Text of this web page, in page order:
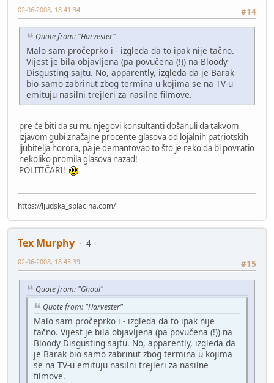
#14
02-06-2008, 18:41:34
Quote from: "Harvester"
Malo sam pročeprko i - izgleda da to ipak nije tačno.
Vijest je bila objavljena (pa povučena (!)) na Bloody
Disgusting sajtu. No, apparently, izgleda da je Barak
bio samo zabrinut zbog termina u kojima se na TV-u
emituju nasilni trejleri za nasilne filmove.
pre će biti da su mu njegovi konsultanti došanuli da takvom
izjavom gubi značajne procente glasova od lojalnih patriotskih
ljubitelja horora, pa je demantovao to što je reko da bi povratio
nekoliko promila glasova nazad!
POLITIČARI!
https://ljudska_splacina.com/
Tex Murphy
4
#15
02-06-2008, 18:45:39
Quote from: "Ghoul"
Quote from: "Harvester"
Malo sam pročeprko i - izgleda da to ipak nije
tačno. Vijest je bila objavljena (pa povučena (!)) na
Bloody Disgusting sajtu. No, apparently, izgleda da
je Barak bio samo zabrinut zbog termina u kojima
se na TV-u emituju nasilni trejleri za nasilne
filmove.